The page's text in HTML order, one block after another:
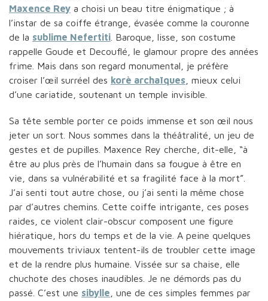
Maxence Rey a choisi un beau titre énigmatique ; à
l’instar de sa coiffe étrange, évasée comme la couronne
de la sublime Nefertiti . Baroque, lisse, son costume
rappelle Goude et Decouflé, le glamour propre des années
frime. Mais dans son regard monumental, je préfère
croiser l’œil surréel des korè archaïques , mieux celui
d’une cariatide, soutenant un temple invisible.
Sa tête semble porter ce poids immense et son œil nous
jeter un sort. Nous sommes dans la théâtralité, un jeu de
gestes et de pupilles. Maxence Rey cherche, dit-elle, “à
être au plus près de l’humain dans sa fougue à être en
vie, dans sa vulnérabilité et sa fragilité face à la mort”.
J’ai senti tout autre chose, ou j’ai senti la même chose
par d’autres chemins. Cette coiffe intrigante, ces poses
raides, ce violent clair-obscur composent une figure
hiératique, hors du temps et de la vie. A peine quelques
mouvements triviaux tentent-ils de troubler cette image
et de la rendre plus humaine. Vissée sur sa chaise, elle
chuchote des choses inaudibles. Je ne démords pas du
passé. C’est une sibylle , une de ces simples femmes par